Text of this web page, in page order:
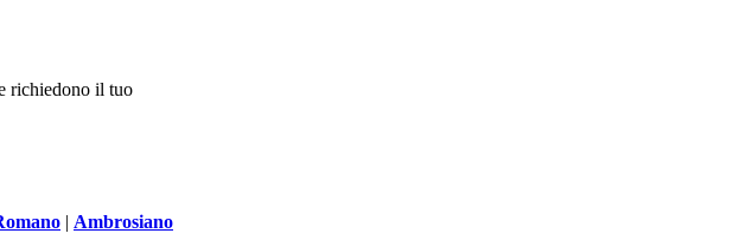
richiedono il tuo
| Ambrosiano